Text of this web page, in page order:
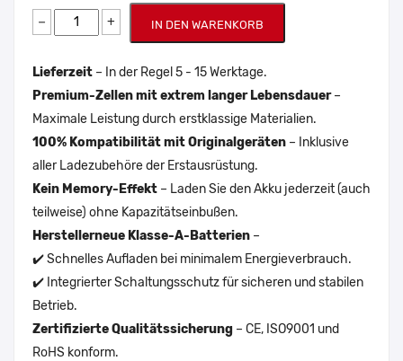
− + IN DEN WARENKORB
Lieferzeit – In der Regel 5 - 15 Werktage.
Premium-Zellen mit extrem langer Lebensdauer–
Maximale Leistung durch erstklassige Materialien.
100% Kompatibilität mit Originalgeräten – Inklusive
aller Ladezubehöre der Erstausrüstung.
Kein Memory-Effekt – Laden Sie den Akku jederzeit (auch
teilweise) ohne Kapazitätseinbußen.
Herstellerneue Klasse-A-Batterien –
✔️ Schnelles Aufladen bei minimalem Energieverbrauch.
✔️ Integrierter Schaltungsschutz für sicheren und stabilen
Betrieb.
Zertifizierte Qualitätssicherung – CE, ISO9001 und
RoHS konform.